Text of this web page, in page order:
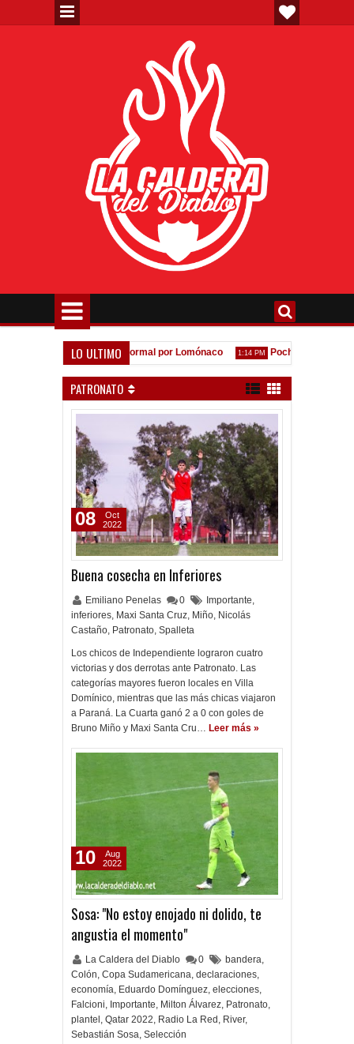
LO ULTIMO
espera de la oferta formal por Lomónaco 1:14 PM
Pocho Román, al
PATRONATO
Buena cosecha en Inferiores
Emiliano Penelas 0 Importante,
inferiores, Maxi Santa Cruz, Miño, Nicolás
Castaño, Patronato, Spalleta
Los chicos de Independiente lograron cuatro
victorias y dos derrotas ante Patronato. Las
categorías mayores fueron locales en Villa
Domínico, mientras que las más chicas viajaron
a Paraná. La Cuarta ganó 2 a 0 con goles de
Bruno Miño y Maxi Santa Cru… Leer más »
08
Oct
2022
Sosa: "No estoy enojado ni dolido, te
angustia el momento"
La Caldera del Diablo 0 bandera,
Colón, Copa Sudamericana, declaraciones,
economía, Eduardo Domínguez, elecciones,
Falcioni, Importante, Milton Álvarez, Patronato,
plantel , Qatar 2022, Radio La Red , River,
Sebastián Sosa, Selección
10
Aug
2022